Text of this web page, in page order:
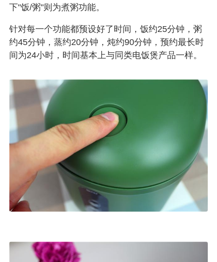
下"饭/粥"则为煮粥功能。
针对每一个功能都预设好了时间，饭约25分钟，粥
约45分钟，蒸约20分钟，炖约90分钟，预约最长时
间为24小时，时间基本上与同类电饭煲产品一样。